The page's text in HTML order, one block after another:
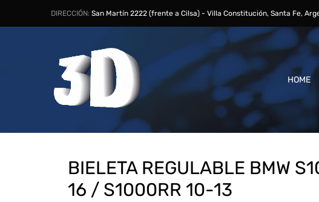
DIRECCIÓN: San Martín 2222 (frente a Cilsa) - Villa Constitución, Santa Fe,
HOME
BIELETA REGULABLE BMW
16 / S1000RR 10-13